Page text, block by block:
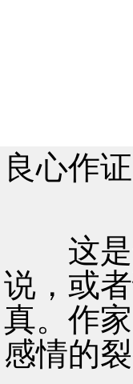
良心作
这是
说，或
真。作
感情的